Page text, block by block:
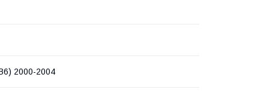
2000-2004